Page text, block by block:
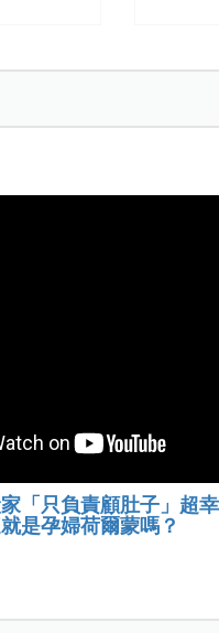
「只負責顧肚子」超
是孕婦荷爾蒙嗎？